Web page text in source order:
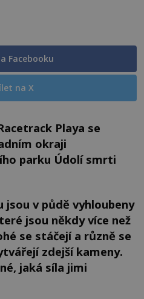
Facebooku
na X
Playa se
okraji
parku Údolí smrti
jsou v půdě vyhloubeny
jsou někdy více než
se stáčejí a různě se
zdejší kameny.
jaká síla jimi